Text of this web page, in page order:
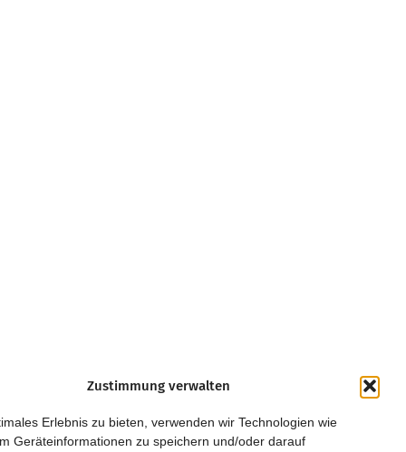
Zustimmung verwalten
Erlebnis zu bieten, verwenden wir Technologien wie
Geräteinformationen zu speichern und/oder darauf
Leipzig
Magdeburg
Rhein/Main
Ruhrgebiet